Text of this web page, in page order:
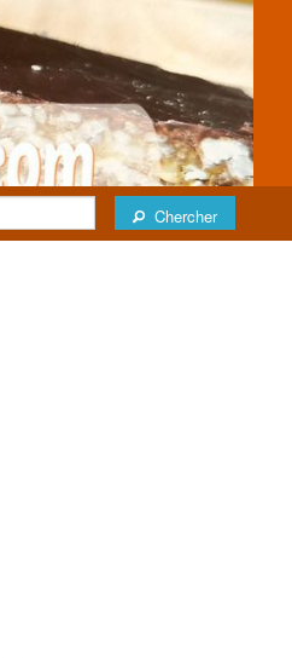
Chercher